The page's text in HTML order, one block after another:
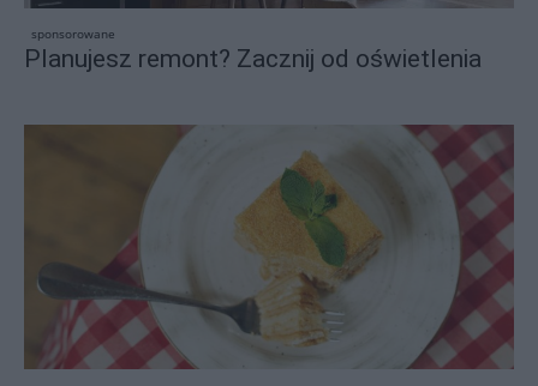
sponsorowane
Planujesz remont? Zacznij od oświetlenia